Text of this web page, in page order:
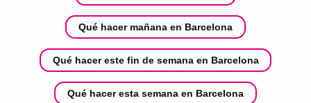
Qué hacer mañana en Barcelona
Qué hacer este fin de semana en Barcelona
Qué hacer esta semana en Barcelona